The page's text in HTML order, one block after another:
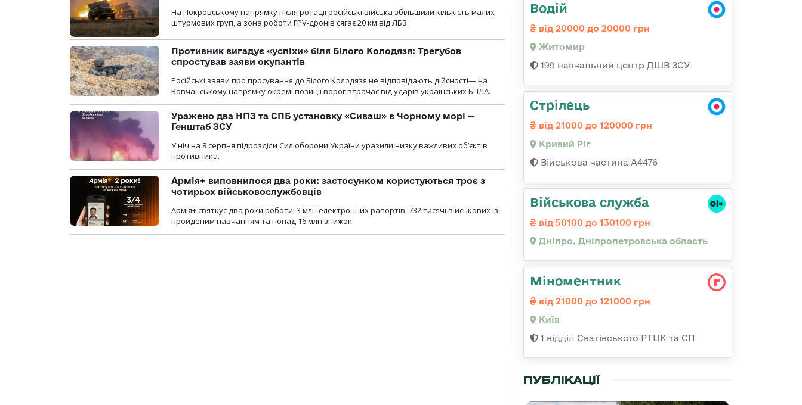
На Покровському напрямку після ротації російські війська збільшили кількість малих
штурмових груп, а зона роботи FPV-дронів сягає 20 км від ЛБЗ.
Противник вигадує «успіхи» біля Білого Колодязя: Трегубов
спростував заяви окупантів
Російські заяви про просування до Білого Колодязя не відповідають дійсності— на
Вовчанському напрямку окремі позиції ворог втрачає від ударів українських БПЛА.
Уражено два НПЗ та СПБ установку «Сиваш» в Чорному морі —
Генштаб ЗСУ
У ніч на 8 серпня підрозділи Сил оборони України уразили низку важливих об’єктів
противника.
Армія+ виповнилося два роки: застосунком користуються троє з
чотирьох військовослужбовців
Армія+ святкує два роки роботи: 3 млн електронних рапортів, 732 тисячі військових із
пройденим навчанням та понад 16 млн знижок.
Водій
від 20000 до 20000 грн
Житомир
199 навчальний центр ДШВ ЗСУ
Стрілець
від 21000 до 120000 грн
Кривий Ріг
Військова частина А4476
Військова служба
від 50100 до 130100 грн
Дніпро, Дніпропетровська область
Міноментник
від 21000 до 121000 грн
Київ
1 відділ Сватівського РТЦК та СП
ПУБЛІКАЦІЇ